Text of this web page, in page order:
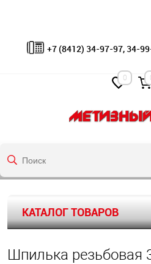
+7 (8412) 34-97-97, 34-
0
КАТАЛОГ ТОВАРОВ
Шпилька резьбовая